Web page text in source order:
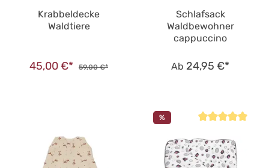
Krabbeldecke
Waldtiere
45,00 €* 59,00 €*
Schlafsack
Waldbewohner
cappuccino
Ab 24,95 €*
%